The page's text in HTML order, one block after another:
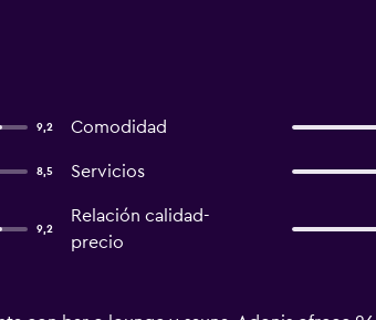
9,2 Comodidad
8,5 Servicios
9,2
Relación calidad-
precio